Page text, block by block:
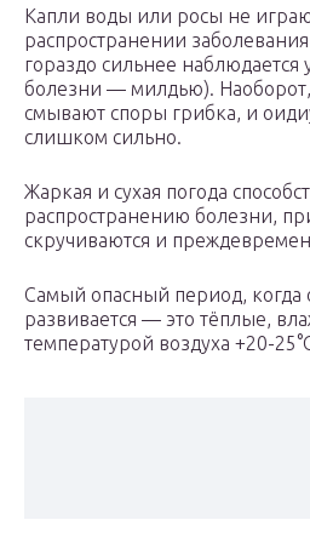
Капли воды или росы не
распространении
гораздо сильнее наблюдается
болезни — милдью).
смывают споры грибка, и
слишком сильно.
Жаркая и сухая погода
распространению болезни,
скручиваются и
Самый опасный период, когда
развивается — это тёплые,
температурой воздуха +20-